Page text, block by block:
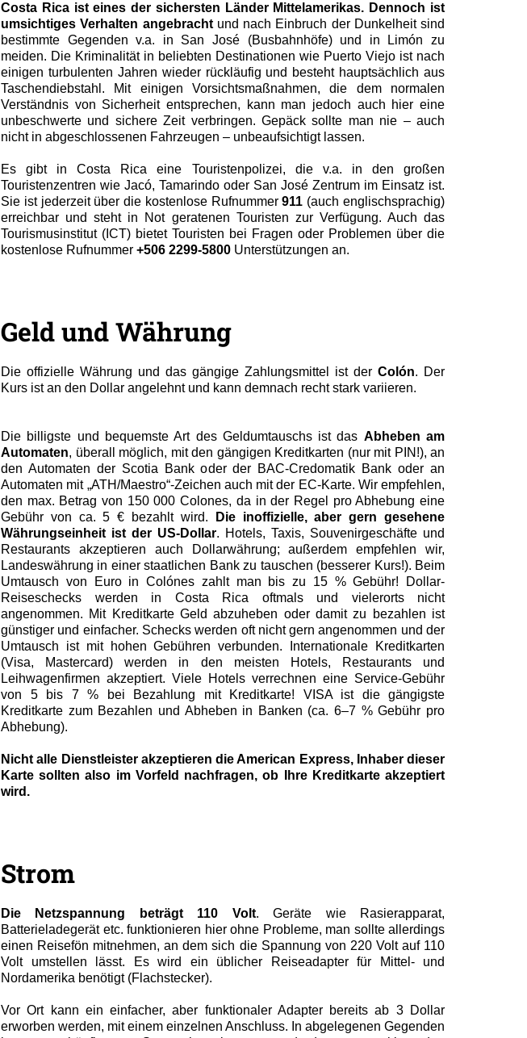
Costa Rica ist eines der sichersten Länder Mittelamerikas. Dennoch ist
umsichtiges Verhalten angebrachtund nach Einbruch der Dunkelheit sind
bestimmte Gegenden v.a. in San José (Busbahnhöfe) und in Limón zu
meiden. Die Kriminalität in beliebten Destinationen wie Puerto Viejo ist nach
einigen turbulenten Jahren wieder rückläufig und besteht hauptsächlich aus
Taschendiebstahl. Mit einigen Vorsichtsmaßnahmen, die dem normalen
Verständnis von Sicherheit entsprechen, kann man jedoch auch hier eine
unbeschwerte und sichere Zeit verbringen. Gepäck sollte man nie – auch
nicht in abgeschlossenen Fahrzeugen – unbeaufsichtigt lassen.
Es gibt in Costa Rica eine Touristenpolizei, die v.a. in den großen
Touristenzentren wie Jacó, Tamarindo oder San José Zentrum im Einsatz ist.
Sie ist jederzeit über die kostenlose Rufnummer911 (auch englischsprachig)
erreichbar und steht in Not geratenen Touristen zur Verfügung. Auch das
Tourismusinstitut (ICT) bietet Touristen bei Fragen oder Problemen über die
kostenlose Rufnummer +506 2299-5800 Unterstützungen an.
Geld und Währung
Die offizielle Währung und das gängige Zahlungsmittel ist der Colón. Der
Kurs ist an den Dollar angelehnt und kann demnach recht stark variieren.
Die billigste und bequemste Art des Geldumtauschs ist das Abheben am
Automaten, überall möglich, mit den gängigen Kreditkarten (nur mit PIN!), an
den Automaten der Scotia Bank oder der BAC-Credomatik Bank oder an
Automaten mit „ATH/Maestro“-Zeichen auch mit der EC-Karte. Wir empfehlen,
den max. Betrag von 150 000 Colones, da in der Regel pro Abhebung eine
Gebühr von ca. 5 € bezahlt wird.
Die inoffizielle, aber gern gesehene
Währungseinheit ist der US-Dollar. Hotels, Taxis, Souvenirgeschäfte und
Restaurants akzeptieren auch Dollarwährung; außerdem empfehlen wir,
Landeswährung in einer staatlichen Bank zu tauschen (besserer Kurs!). Beim
Umtausch von Euro in Colónes zahlt man bis zu 15 % Gebühr! Dollar-
Reiseschecks werden in Costa Rica oftmals und vielerorts nicht
angenommen. Mit Kreditkarte Geld abzuheben oder damit zu bezahlen ist
günstiger und einfacher. Schecks werden oft nicht gern angenommen und der
Umtausch ist mit hohen Gebühren verbunden. Internationale Kreditkarten
(Visa, Mastercard) werden in den meisten Hotels, Restaurants und
Leihwagenfirmen akzeptiert. Viele Hotels verrechnen eine Service-Gebühr
von 5 bis 7 % bei Bezahlung mit Kreditkarte! VISA ist die gängigste
Kreditkarte zum Bezahlen und Abheben in Banken (ca. 6–7 % Gebühr pro
Abhebung).
Nicht alle Dienstleister akzeptieren die American Express, Inhaber dieser
Karte sollten also im Vorfeld nachfragen, ob Ihre Kreditkarte akzeptiert
wird.
Strom
Die Netzspannung beträgt 110 Volt. Geräte wie Rasierapparat,
Batterieladegerät etc. funktionieren hier ohne Probleme, man sollte allerdings
einen Reisefön mitnehmen, an dem sich die Spannung von 220 Volt auf 110
Volt umstellen lässt. Es wird ein üblicher Reiseadapter für Mittel- und
Nordamerika benötigt (Flachstecker).
Vor Ort kann ein einfacher, aber funktionaler Adapter bereits ab 3 Dollar
erworben werden, mit einem einzelnen Anschluss. In abgelegenen Gegenden